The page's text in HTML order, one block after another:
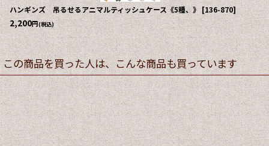
ハンギンズ 吊るせるアニマルティッシュケース《5種、》 [136-870]
2,200円(税込)
この商品を買った人は、こんな商品も買っています